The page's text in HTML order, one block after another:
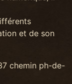
et de son
chemin ph-de-